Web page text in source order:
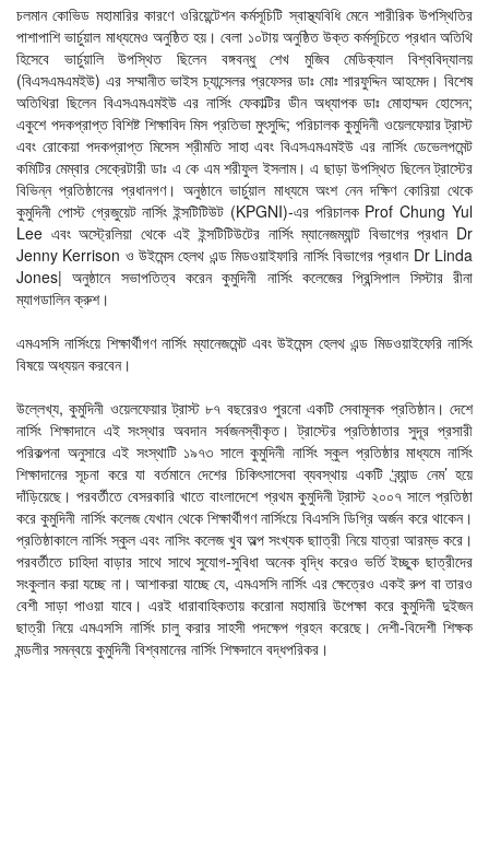
চলমান কোভিড মহামারির কারণে ওরিয়েন্টেশন কর্মসূচিটি স্বাস্থ্যবিধি মেনে শারীরিক উপস্থিতির
পাশাপাশি ভার্চুয়াল মাধ্যমেও অনুষ্ঠিত হয়। বেলা ১০টায় অনুষ্ঠিত উক্ত কর্মসূচিতে প্রধান অতিথি
হিসেবে ভার্চুয়ালি উপস্থিত ছিলেন বঙ্গবন্ধু শেখ মুজিব মেডিক্যাল বিশ্ববিদ্যালয়
(বিএসএমএমইউ) এর সম্মানীত ভাইস চ্যান্সেলর প্রফেসর ডাঃ মোঃ শারফুদ্দিন আহমেদ। বিশেষ
অতিথিরা ছিলেন বিএসএমএমইউ এর নার্সিং ফেকাল্টির ডীন অধ্যাপক ডাঃ মোহাম্মদ হোসেন;
একুশে পদকপ্রাপ্ত বিশিষ্ট শিক্ষাবিদ মিস প্রতিভা মুৎসুদ্দি; পরিচালক কুমুদিনী ওয়েলফেয়ার ট্রাস্ট
এবং রোকেয়া পদকপ্রাপ্ত মিসেস শ্রীমতি সাহা এবং বিএসএমএমইউ এর নার্সিং ডেভেলপমেন্ট
কমিটির মেম্বার সেক্রেটারী ডাঃ এ কে এম শরীফুল ইসলাম। এ ছাড়া উপস্থিত ছিলেন ট্রাস্টের
বিভিন্ন প্রতিষ্ঠানের প্রধানগণ। অনুষ্ঠানে ভার্চুয়াল মাধ্যমে অংশ নেন দক্ষিণ কোরিয়া থেকে
কুমুদিনী পোস্ট গ্রেজুয়েট নার্সিং ইন্সটিটিউট (KPGNI)-এর পরিচালক Prof Chung Yul
Lee এবং অস্ট্রেলিয়া থেকে এই ইন্সটিটিউটের নার্সিং ম্যানেজম্যান্ট বিভাগের প্রধান Dr
Jenny Kerrison ও উইমেন্স হেলথ এন্ড মিডওয়াইফারি নার্সিং বিভাগের প্রধান Dr Linda
Jones| অনুষ্ঠানে সভাপতিত্ব করেন কুমুদিনী নার্সিং কলেজের প্রিন্সিপাল সিস্টার রীনা
ম্যাগডালিন ক্রুশ।
এমএসসি নার্সিংয়ে শিক্ষার্থীগণ নার্সিং ম্যানেজমেন্ট এবং উইমেন্স হেলথ এন্ড মিডওয়াইফেরি নার্সিং
বিষয়ে অধ্যয়ন করবেন।
উল্লেখ্য, কুমুদিনী ওয়েলফেয়ার ট্রাস্ট ৮৭ বছরেরও পুরনো একটি সেবামূলক প্রতিষ্ঠান। দেশে
নার্সিং শিক্ষাদানে এই সংস্থার অবদান সর্বজনস্বীকৃত। ট্রাস্টের প্রতিষ্ঠাতার সুদূর প্রসারী
পরিকল্পনা অনুসারে এই সংস্থাটি ১৯৭৩ সালে কুমুদিনী নার্সিং স্কুল প্রতিষ্ঠার মাধ্যমে নার্সিং
শিক্ষাদানের সূচনা করে যা বর্তমানে দেশের চিকিৎসাসেবা ব্যবস্থায় একটি ‘ব্র্যান্ড নেম’ হয়ে
দাঁড়িয়েছে। পরবর্তীতে বেসরকারি খাতে বাংলাদেশে প্রথম কুমুদিনী ট্রাস্ট ২০০৭ সালে প্রতিষ্ঠা
করে কুমুদিনী নার্সিং কলেজ যেখান থেকে শিক্ষার্থীগণ নার্সিংয়ে বিএসসি ডিগ্রি অর্জন করে থাকেন।
প্রতিষ্ঠাকালে নার্সিং স্কুল এবং নাসিং কলেজ খুব অল্প সংখ্যক ছাাত্রী নিয়ে যাত্রা আরম্ভ করে।
পরবর্তীতে চাহিদা বাড়ার সাথে সাথে সুযোগ-সুবিধা অনেক বৃদ্ধি করেও ভর্তি ইচ্ছুক ছাত্রীদের
সংকুলান করা যচ্ছে না। আশাকরা যাচ্ছে যে, এমএসসি নার্সিং এর ক্ষেত্রেও একই রুপ বা তারও
বেশী সাড়া পাওয়া যাবে। এরই ধারাবাহিকতায় করোনা মহামারি উপেক্ষা করে কুমুদিনী দুইজন
ছাত্রী নিয়ে এমএসসি নার্সিং চালু করার সাহসী পদক্ষেপ গ্রহন করেছে। দেশী-বিদেশী শিক্ষক
মন্ডলীর সমন্বয়ে কুমুদিনী বিশ্বমানের নার্সিং শিক্ষদানে বদ্ধপরিকর।